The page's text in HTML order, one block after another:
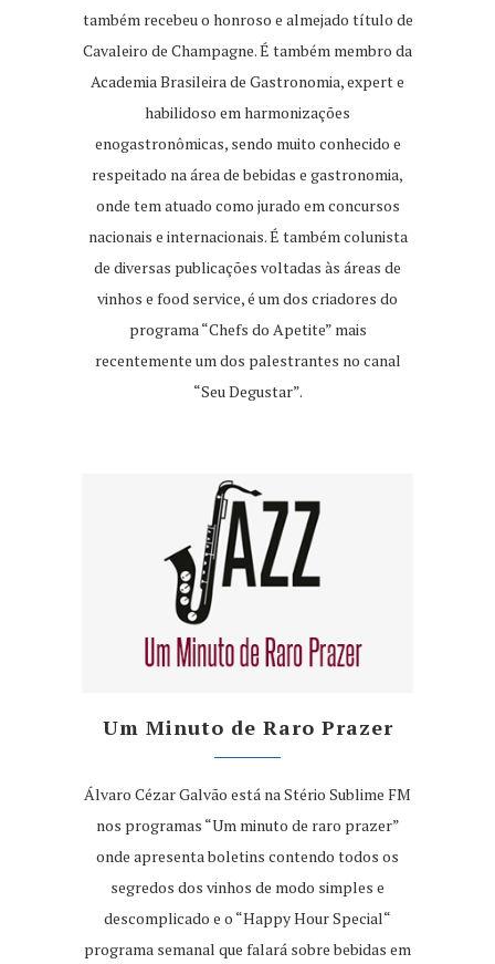
também recebeu o honroso e almejado título de
Cavaleiro de Champagne. É também membro da
Academia Brasileira de Gastronomia, expert e
habilidoso em harmonizações
enogastronômicas, sendo muito conhecido e
respeitado na área de bebidas e gastronomia,
onde tem atuado como jurado em concursos
nacionais e internacionais. É também colunista
de diversas publicações voltadas às áreas de
vinhos e food service, é um dos criadores do
programa “Chefs do Apetite” mais
recentemente um dos palestrantes no canal
“Seu Degustar”.
Um Minuto de Raro Prazer
Álvaro Cézar Galvão está na Stério Sublime FM
nos programas “Um minuto de raro prazer”
onde apresenta boletins contendo todos os
segredos dos vinhos de modo simples e
descomplicado e o “Happy Hour Special“
programa semanal que falará sobre bebidas em